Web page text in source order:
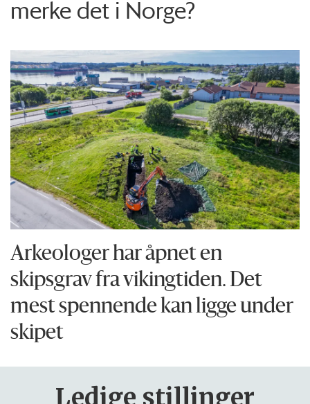
merke det i Norge?
Arkeologer har åpnet en
skipsgrav fra vikingtiden. Det
mest spennende kan ligge under
skipet
Ledige stillinger